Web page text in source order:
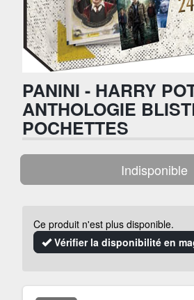
PANINI - HARRY
ANTHOLOGIE
POCHETTES
Indisponible
Ce produit n'est plus disponible.
Vérifier la disponibilité en